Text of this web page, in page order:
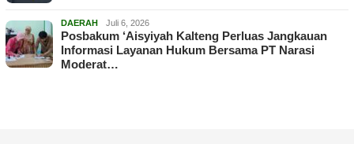
DAERAH Juli 6, 2026
Posbakum ‘Aisyiyah Kalteng Perluas Jangkauan
Informasi Layanan Hukum Bersama PT Narasi
Moderat…